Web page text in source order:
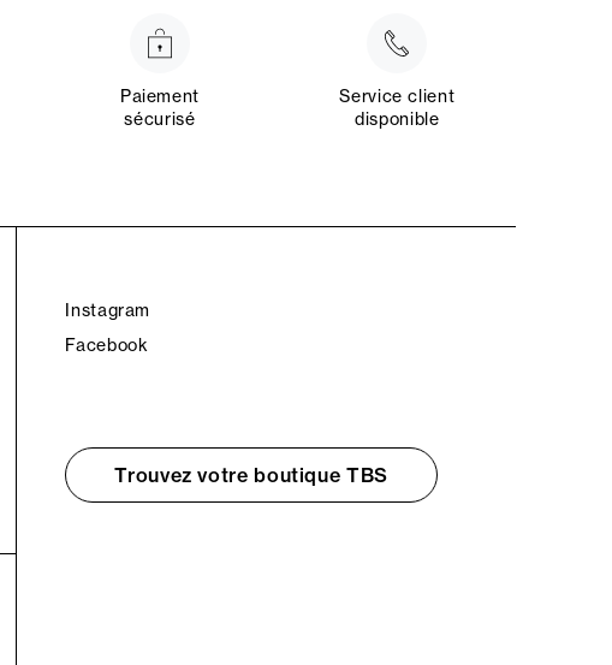
Paiement
sécurisé
Service client
disponible
Instagram
Facebook
Trouvez votre boutique TBS